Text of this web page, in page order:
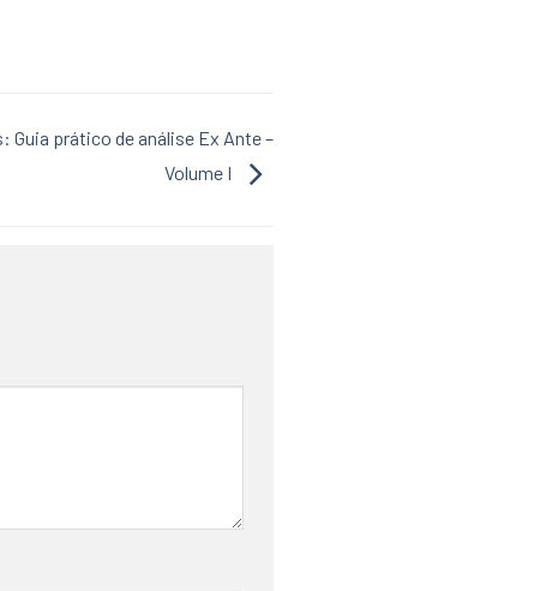
Guia prático de análise Ex Ante –
Volume I